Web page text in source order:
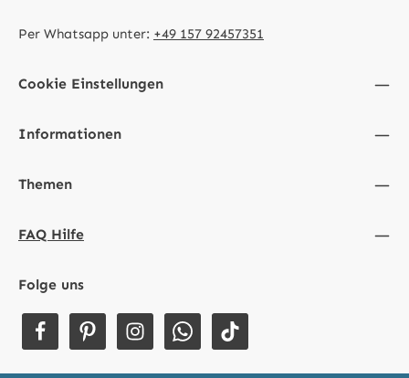
Per Whatsapp unter: +49 157 92457351
Cookie Einstellungen
Informationen
Themen
FAQ Hilfe
Folge uns